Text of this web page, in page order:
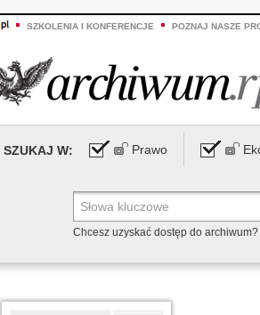
SZKOLENIA I KONFERENCJE POZNAJ NASZE
SZUKAJ W: Prawo
Chcesz uzyskać dostęp do archiwum?